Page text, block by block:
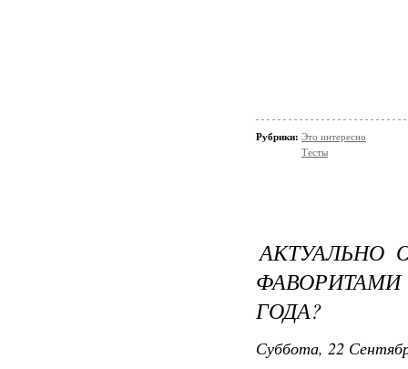
Рубрики: Это интересно
Тесты
АКТУАЛЬНО
ГОДА?
Суббота, 22